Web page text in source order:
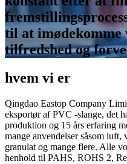
til at imødekomme
tilfredshed og
hvem vi er
Qingdao Eastop Company
eksportør af PVC -slange, det
produktion og 15 års erfaring
mange anvendelser såsom
granulat og mange flere. Alle
henhold til PAHS, ROHS 2,